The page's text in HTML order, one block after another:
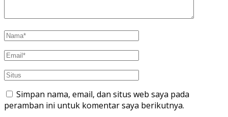
Simpan nama, email, dan situs web saya pada
peramban ini untuk komentar saya berikutnya.